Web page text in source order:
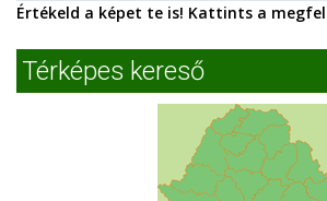
Értékeld a képet te is! Kattints a
Térképes kereső